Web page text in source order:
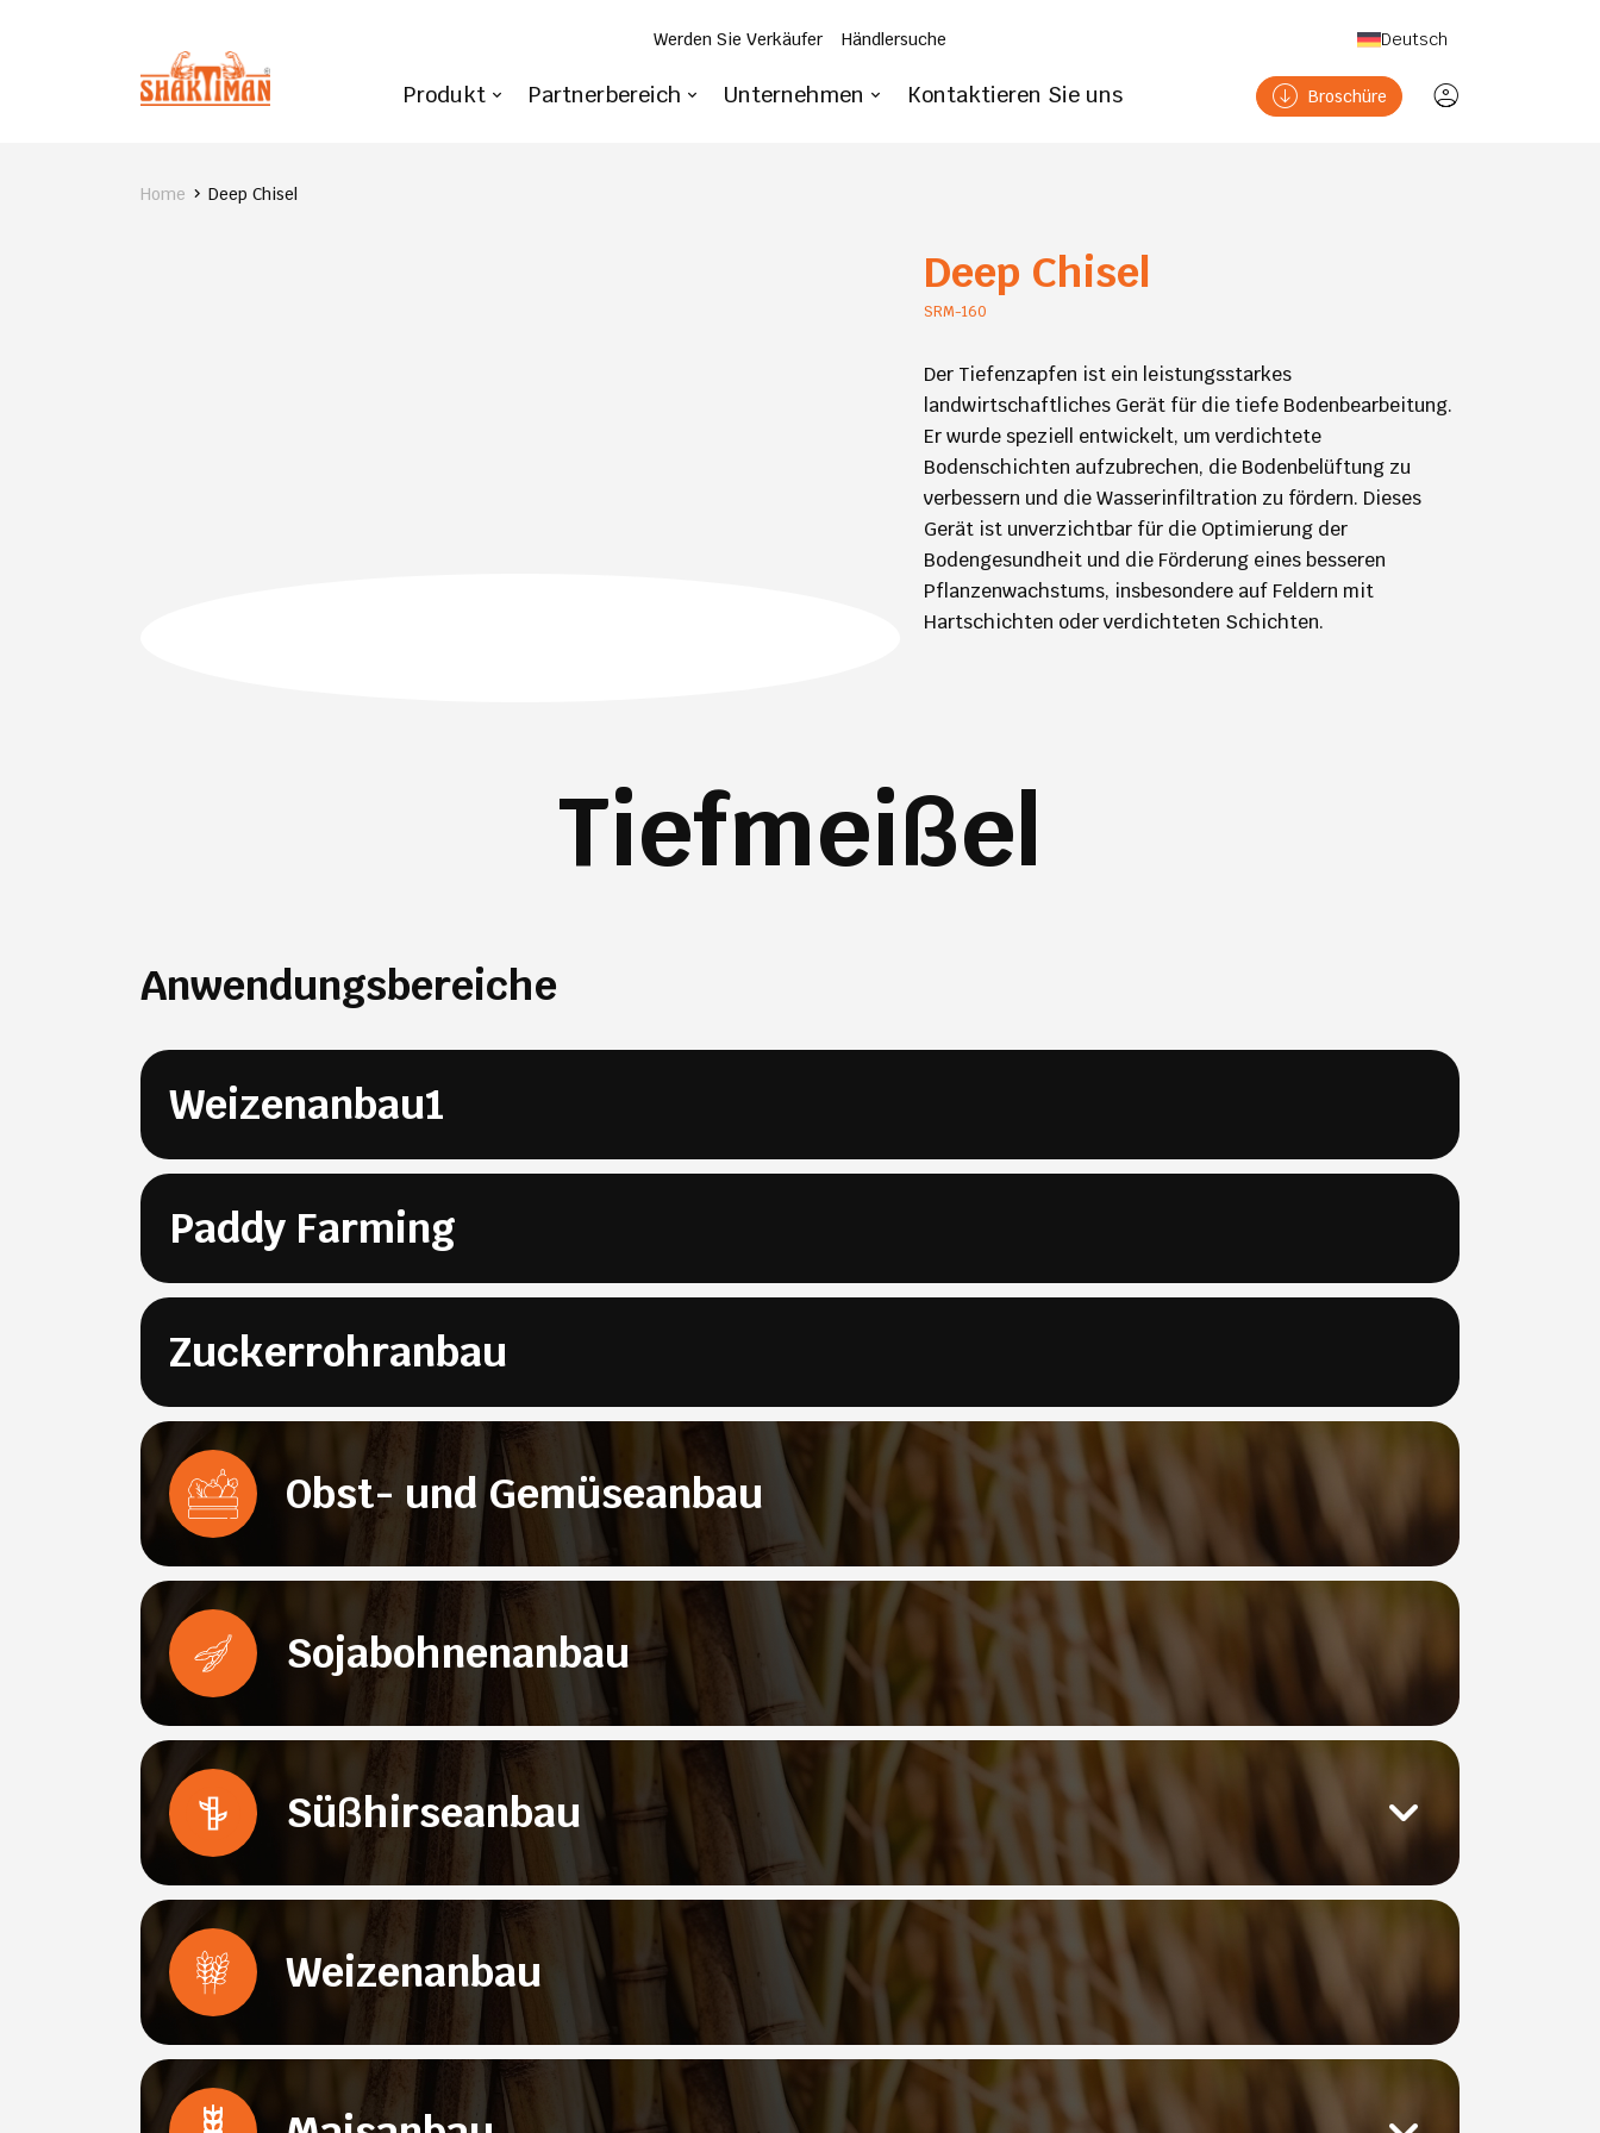
Werden Sie Verkäufer Händlersuche Deutsch
Produkt Partnerbereich Unternehmen Kontaktieren Sie uns Broschüre
Home Deep Chisel
Deep Chisel
SRM-160
Der Tiefenzapfen ist ein leistungsstarkes
landwirtschaftliches Gerät für die tiefe Bodenbearbeitung.
Er wurde speziell entwickelt, um verdichtete
Bodenschichten aufzubrechen, die Bodenbelüftung zu
verbessern und die Wasserinfiltration zu fördern. Dieses
Gerät ist unverzichtbar für die Optimierung der
Bodengesundheit und die Förderung eines besseren
Pflanzenwachstums, insbesondere auf Feldern mit
Hartschichten oder verdichteten Schichten.
Tiefmeißel
Anwendungsbereiche
Weizenanbau1
Paddy Farming
Zuckerrohranbau
Obst- und Gemüseanbau
Sojabohnenanbau
Süßhirseanbau
Weizenanbau